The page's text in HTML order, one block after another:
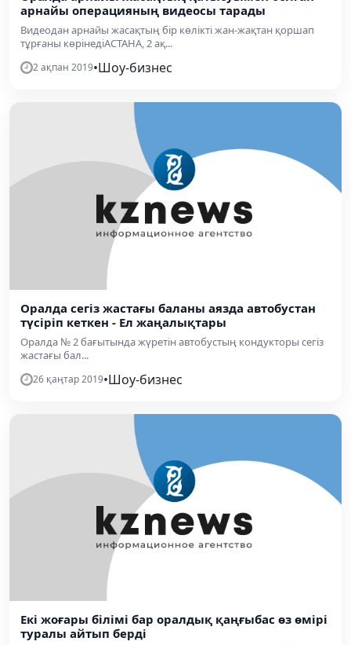
арнайы операцияның видеосы тарады
Видеодан арнайы жасақтың бір көлікті жан-жақтан қоршап
тұрғаны көрінедіАСТАНА, 2 ақ...
2 ақпан 2019•Шоу-бизнес
Оралда сегіз жастағы баланы аязда автобустан
түсіріп кеткен - Ел жаңалықтары
Оралда № 2 бағытында жүретін автобустың кондукторы сегіз
жастағы бал...
26 қаңтар 2019•Шоу-бизнес
Екі жоғары білімі бар оралдық қаңғыбас өз өмірі
туралы айтып берді